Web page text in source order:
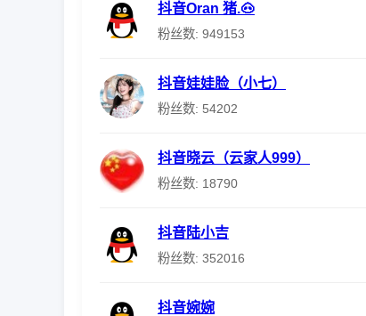
抖音Oran 猪.🐽
粉丝数: 949153
抖音娃娃脸（小七）
粉丝数: 54202
抖音晓云（云家人999）
粉丝数: 18790
抖音陆小吉
粉丝数: 352016
抖音婉婉